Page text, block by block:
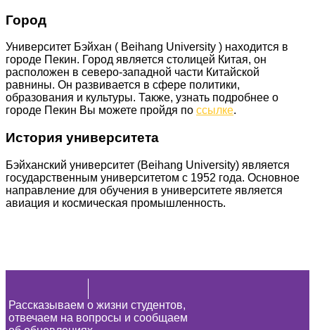
Город
Университет Бэйхан ( Beihang University ) находится в
городе Пекин. Город является столицей Китая, он
расположен в северо-западной части Китайской
равнины. Он развивается в сфере политики,
образования и культуры. Также, узнать подробнее о
городе Пекин Вы можете пройдя по ссылке.
История университета
Бэйханский университет (Beihang University) является
государственным университетом с 1952 года. Основное
направление для обучения в университете является
авиация и космическая промышленность.
Рассказываем о жизни студентов,
отвечаем на вопросы и сообщаем